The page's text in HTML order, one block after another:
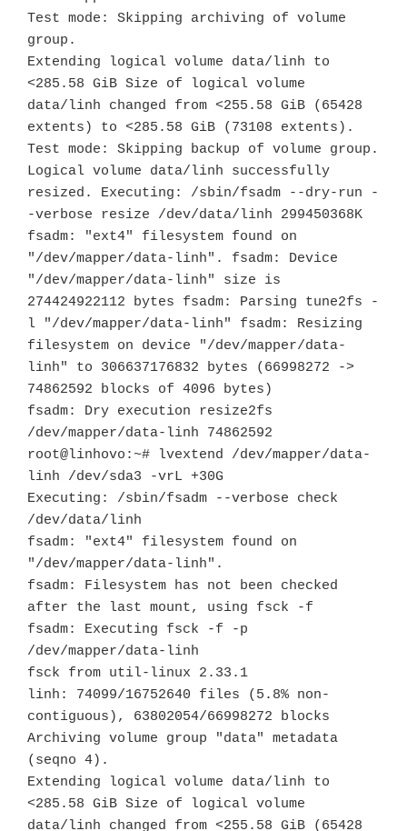
Test mode: Skipping archiving of volume
group.
Extending logical volume data/linh to
<285.58 GiB Size of logical volume
data/linh changed from <255.58 GiB (65428
extents) to <285.58 GiB (73108 extents).
Test mode: Skipping backup of volume group.
Logical volume data/linh successfully
resized. Executing: /sbin/fsadm --dry-run -
-verbose resize /dev/data/linh 299450368K
fsadm: "ext4" filesystem found on
"/dev/mapper/data-linh". fsadm: Device
"/dev/mapper/data-linh" size is
274424922112 bytes fsadm: Parsing tune2fs -
l "/dev/mapper/data-linh" fsadm: Resizing
filesystem on device "/dev/mapper/data-
linh" to 306637176832 bytes (66998272 ->
74862592 blocks of 4096 bytes)
fsadm: Dry execution resize2fs
/dev/mapper/data-linh 74862592
root@linhovo:~# lvextend /dev/mapper/data-
linh /dev/sda3 -vrL +30G
Executing: /sbin/fsadm --verbose check
/dev/data/linh
fsadm: "ext4" filesystem found on
"/dev/mapper/data-linh".
fsadm: Filesystem has not been checked
after the last mount, using fsck -f
fsadm: Executing fsck -f -p
/dev/mapper/data-linh
fsck from util-linux 2.33.1
linh: 74099/16752640 files (5.8% non-
contiguous), 63802054/66998272 blocks
Archiving volume group "data" metadata
(seqno 4).
Extending logical volume data/linh to
<285.58 GiB Size of logical volume
data/linh changed from <255.58 GiB (65428